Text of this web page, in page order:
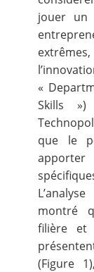
jouer un
«
Skills
que le
montré
filière et
(Figure